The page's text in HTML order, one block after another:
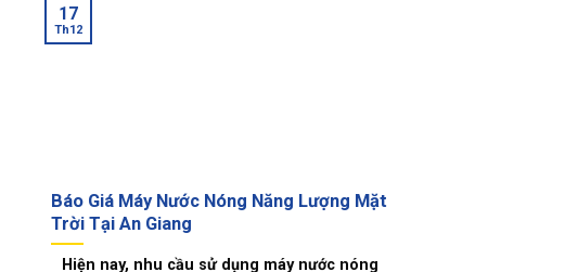
Báo Giá Máy Nước Nóng Năng Lượng Mặt
Trời Tại An Giang
Hiện nay, nhu cầu sử dụng máy nước nóng
17
Th12